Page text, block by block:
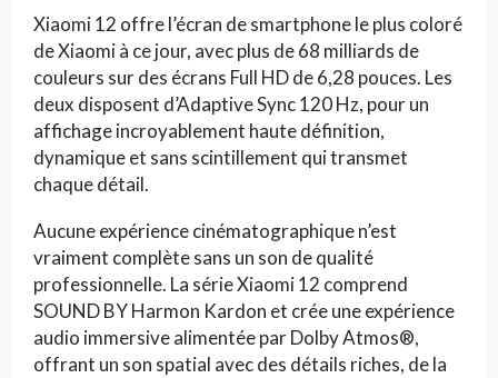
Xiaomi 12 offre l’écran de smartphone le plus coloré
de Xiaomi à ce jour, avec plus de 68 milliards de
couleurs sur des écrans Full HD de 6,28 pouces. Les
deux disposent d’Adaptive Sync 120 Hz, pour un
affichage incroyablement haute définition,
dynamique et sans scintillement qui transmet
chaque détail.
Aucune expérience cinématographique n’est
vraiment complète sans un son de qualité
professionnelle. La série Xiaomi 12 comprend
SOUND BY Harmon Kardon et crée une expérience
audio immersive alimentée par Dolby Atmos®,
offrant un son spatial avec des détails riches, de la